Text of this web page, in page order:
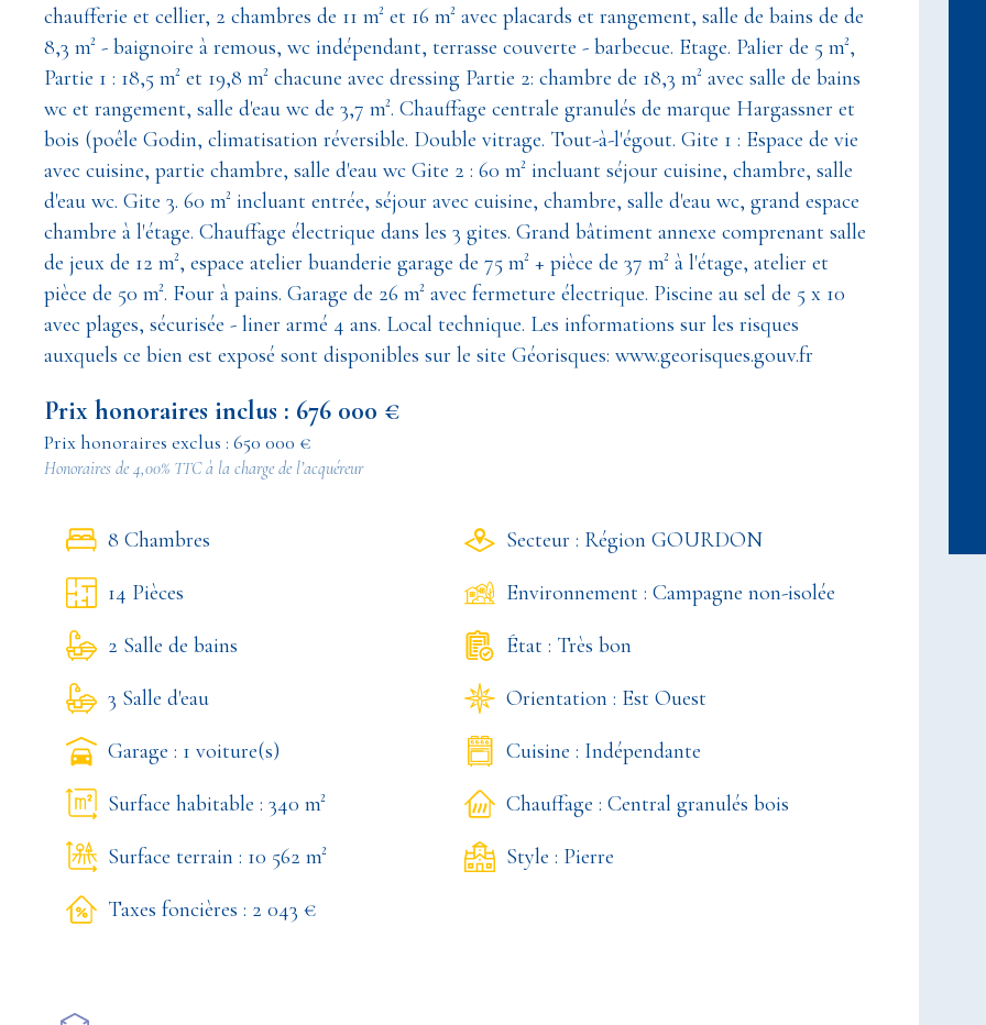
chaufferie et cellier, 2 chambres de 11 m² et 16 m² avec placards et rangement, salle de bains de de
8,3 m² - baignoire à remous, wc indépendant, terrasse couverte - barbecue. Etage. Palier de 5 m²,
Partie 1 : 18,5 m² et 19,8 m² chacune avec dressing Partie 2: chambre de 18,3 m² avec salle de bains
wc et rangement, salle d'eau wc de 3,7 m². Chauffage centrale granulés de marque Hargassner et
bois (poêle Godin, climatisation réversible. Double vitrage. Tout-à-l'égout. Gite 1 : Espace de vie
avec cuisine, partie chambre, salle d'eau wc Gite 2 : 60 m² incluant séjour cuisine, chambre, salle
d'eau wc. Gite 3. 60 m² incluant entrée, séjour avec cuisine, chambre, salle d'eau wc, grand espace
chambre à l'étage. Chauffage électrique dans les 3 gites. Grand bâtiment annexe comprenant salle
de jeux de 12 m², espace atelier buanderie garage de 75 m² + pièce de 37 m² à l'étage, atelier et
pièce de 50 m². Four à pains. Garage de 26 m² avec fermeture électrique. Piscine au sel de 5 x 10
avec plages, sécurisée - liner armé 4 ans. Local technique. Les informations sur les risques
auxquels ce bien est exposé sont disponibles sur le site Géorisques: www.georisques.gouv.fr
Prix honoraires inclus : 676 000 €
Prix honoraires exclus : 650 000 €
Honoraires de 4,00% TTC à la charge de l’acquéreur
8 Chambres
14 Pièces
2 Salle de bains
3 Salle d'eau
Garage : 1 voiture(s)
Surface habitable : 340 m²
Surface terrain : 10 562 m²
Taxes foncières : 2 043 €
Secteur : Région GOURDON
Environnement : Campagne non-isolée
État : Très bon
Orientation : Est Ouest
Cuisine : Indépendante
Chauffage : Central granulés bois
Style : Pierre